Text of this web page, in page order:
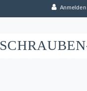
Anmelden